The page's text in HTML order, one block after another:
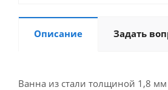
Описание Задать
Ванна из стали толщиной 1,8 мм